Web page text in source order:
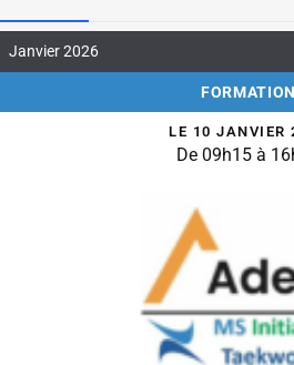
Janvier 2026
FORMATION
LE 10 JANVIER
De 09h15 à